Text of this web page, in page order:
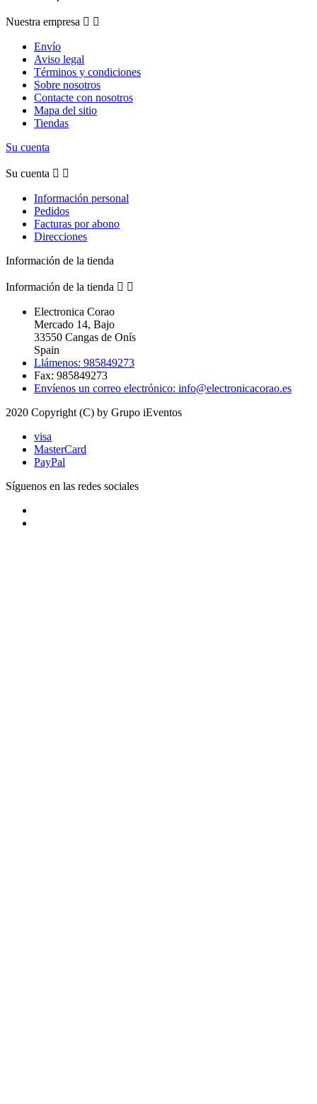
Nuestra empresa  
Envío
Aviso legal
Términos y condiciones
Sobre nosotros
Contacte con nosotros
Mapa del sitio
Tiendas
Su cuenta
Su cuenta  
Información personal
Pedidos
Facturas por abono
Direcciones
Información de la tienda
Información de la tienda  
Electronica Corao
Mercado 14, Bajo
33550 Cangas de Onís
Spain
Llámenos: 985849273
Fax: 985849273
Envíenos un correo electrónico: info@electronicacorao.es
2020 Copyright (C) by Grupo iEventos
visa
MasterCard
PayPal
Síguenos en las redes sociales